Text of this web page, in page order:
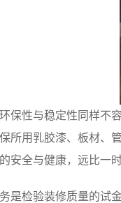
保性与稳定性同样不
所用乳胶漆、板材、
安全与健康，远比一
是检验装修质量的试